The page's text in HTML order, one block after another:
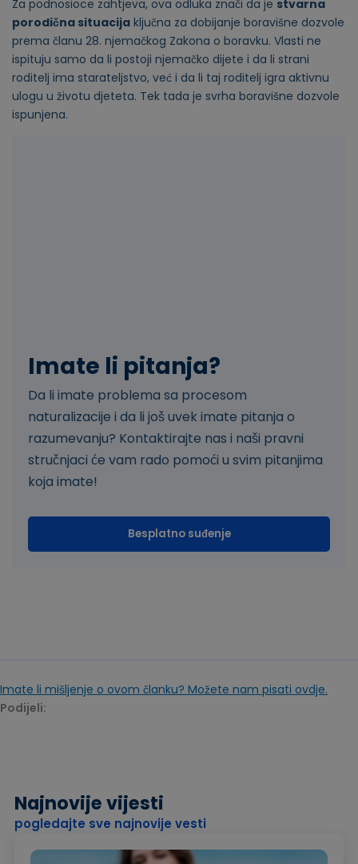
Za podnosioce zahtjeva, ova odluka znači da je stvarna
porodična situacija ključna za dobijanje boravišne dozvole
prema članu 28. njemačkog Zakona o boravku. Vlasti ne
ispituju samo da li postoji njemačko dijete i da li strani
roditelj ima starateljstvo, već i da li taj roditelj igra aktivnu
ulogu u životu djeteta. Tek tada je svrha boravišne dozvole
ispunjena.
Imate li pitanja?
Da li imate problema sa procesom
naturalizacije i da li još uvek imate pitanja o
razumevanju? Kontaktirajte nas i naši pravni
stručnjaci će vam rado pomoći u svim pitanjima
koja imate!
Besplatno suđenje
Imate li mišljenje o ovom članku? Možete nam pisati ovdje.
Podijeli:
Najnovije vijesti
pogledajte sve najnovije vesti